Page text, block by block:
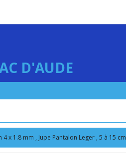
D'AUDE
x 1.8 mm , Jupe Pantalon Leger , 5 à 15 cm